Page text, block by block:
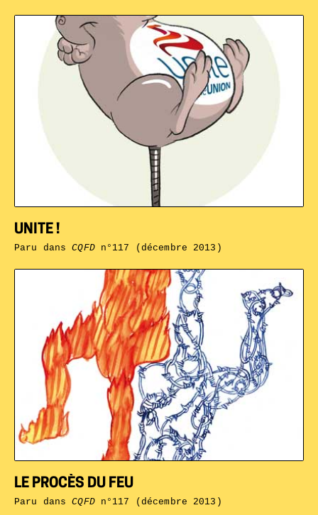
LE PROCÈS DU FEU
Paru dansCQFDn°117 (décembre 2013)
UNITE !
Paru dansCQFDn°117 (décembre 2013)